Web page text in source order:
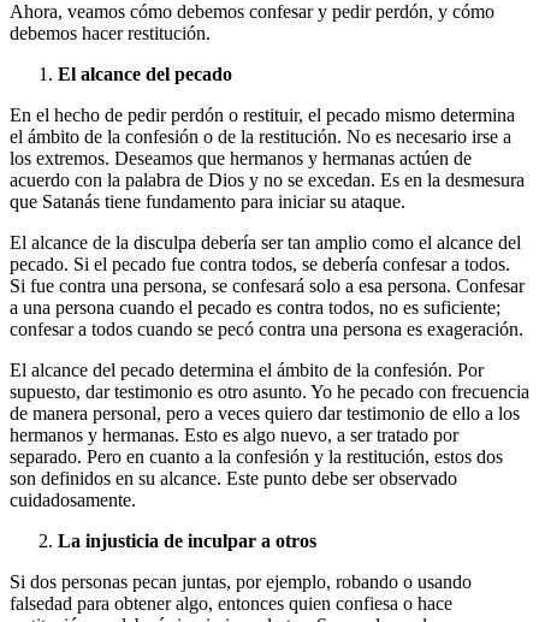
Ahora, veamos cómo debemos confesar y pedir perdón, y cómo
debemos hacer restitución.
El alcance del pecado
En el hecho de pedir perdón o restituir, el pecado mismo determina
el ámbito de la confesión o de la restitución. No es necesario irse a
los extremos. Deseamos que hermanos y hermanas actúen de
acuerdo con la palabra de Dios y no se excedan. Es en la desmesura
que Satanás tiene fundamento para iniciar su ataque.
El alcance de la disculpa debería ser tan amplio como el alcance del
pecado. Si el pecado fue contra todos, se debería confesar a todos.
Si fue contra una persona, se confesará solo a esa persona. Confesar
a una persona cuando el pecado es contra todos, no es suficiente;
confesar a todos cuando se pecó contra una persona es exageración.
El alcance del pecado determina el ámbito de la confesión. Por
supuesto, dar testimonio es otro asunto. Yo he pecado con frecuencia
de manera personal, pero a veces quiero dar testimonio de ello a los
hermanos y hermanas. Esto es algo nuevo, a ser tratado por
separado. Pero en cuanto a la confesión y la restitución, estos dos
son definidos en su alcance. Este punto debe ser observado
cuidadosamente.
La injusticia de inculpar a otros
Si dos personas pecan juntas, por ejemplo, robando o usando
falsedad para obtener algo, entonces quien confiesa o hace